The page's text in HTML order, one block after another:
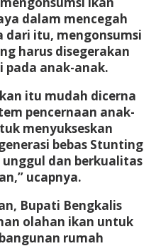
dalam mencegah
dari itu, mengonsumsi
harus disegerakan
pada anak-anak.
itu mudah dicerna
pencernaan anak-
menyukseskan
bebas Stunting
dan berkualitas
ucapnya.
Bupati Bengkalis
olahan ikan untuk
rumah